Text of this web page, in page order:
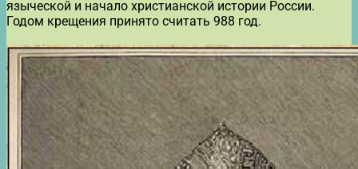
языческой и начало христианской истории России.
Годом крещения принято считать 988 год.